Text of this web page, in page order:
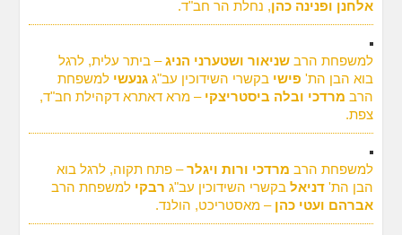
אלחנן ופנינה כהן, נחלת הר חב"ד.
למשפחת הרבשניאור ושטערני הניג– ביתר עלית, לרגל
בוא הבן הת' פישי בקשרי השידוכין עב"ג גנעשילמשפחת
הרב מרדכי ובלה ביסטריצקי– מרא דאתרא דקהילת חב"ד,
צפת.
למשפחת הרב מרדכי ורות ויגלר– פתח תקוה, לרגל בוא
הבן הת'דניאל בקשרי השידוכין עב"ג רבקילמשפחת הרב
אברהם ועטי כהן – מאסטריכט, הולנד.